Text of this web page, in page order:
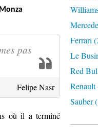
pas
Felipe Nasr
où il a terminé
Ferrari
Le
Red
Renault
Sauber